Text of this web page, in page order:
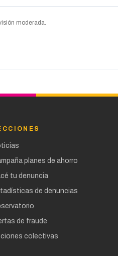
moderada.
planes de ahorro
tu denuncia
de denuncias
de fraude
colectivas